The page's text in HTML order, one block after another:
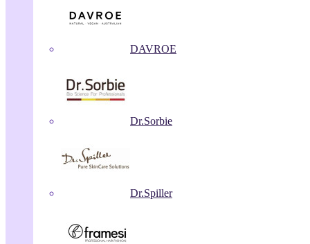
DAVROE
Dr.Sorbie
Dr.Spiller